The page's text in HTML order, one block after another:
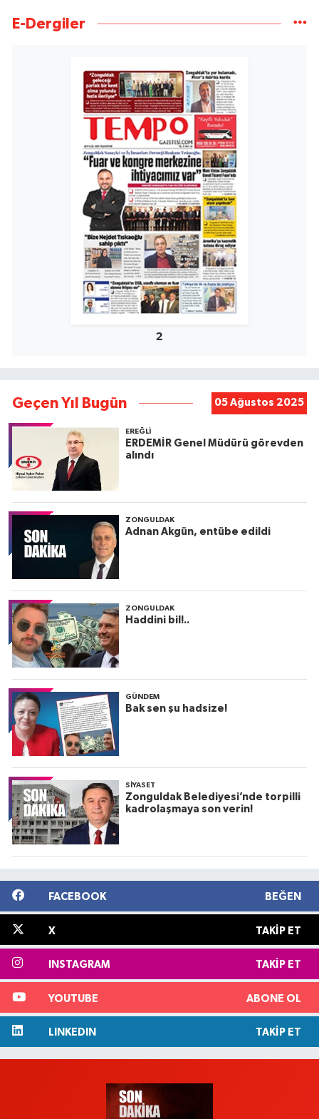
E-Dergiler
2
Geçen Yıl Bugün 05 Ağustos 2025
EREĞLI
ERDEMİR Genel Müdürü görevden
alındı
ZONGULDAK
Adnan Akgün, entübe edildi
ZONGULDAK
Haddini bil!..
GÜNDEM
Bak sen şu hadsize!
SIYASET
Zonguldak Belediyesi’nde torpilli
kadrolaşmaya son verin!
FACEBOOK BEĞEN
X TAKIP ET
INSTAGRAM TAKIP ET
YOUTUBE ABONE OL
LINKEDIN TAKIP ET